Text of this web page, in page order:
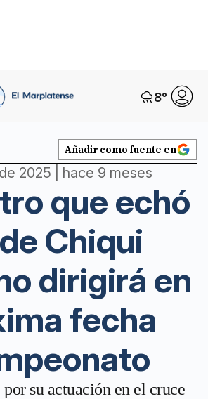
8°
Añadir como fuente en
2025 | hace 9 meses
que echó
Chiqui
dirigirá en
fecha
por su actuación en el cruce